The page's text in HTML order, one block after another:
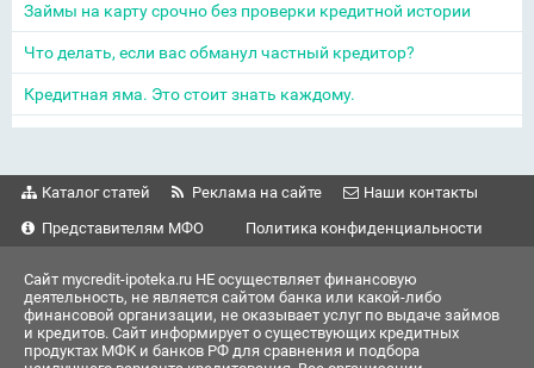
Займы на карту срочно без проверки кредитной истории
Что делать, если вас обманул частный кредитор?
Кредитная яма. Это стоит знать каждому.
Каталог статей Реклама на сайте
Наши контакты
Представителям МФО
Политика конфиденциальности
Сайт mycredit-ipoteka.ru НЕ осуществляет финансовую
деятельность, не является сайтом банка или какой-либо
финансовой организации, не оказывает услуг по выдаче займов
и кредитов. Сайт информирует о существующих кредитных
продуктах МФК и банков РФ для сравнения и подбора